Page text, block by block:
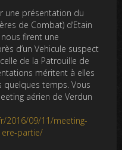
une présentation du
de Combat) d’Etain
firent une
d’un Vehicule suspect
de la Patrouille de
méritent à elles
quelques temps. Vous
aérien de Verdun
2016/09/11/meeting-
partie/